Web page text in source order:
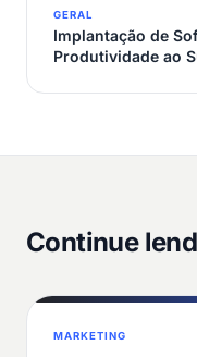
GERAL
Implantação de
Produtividade ao
Continue
MARKETING